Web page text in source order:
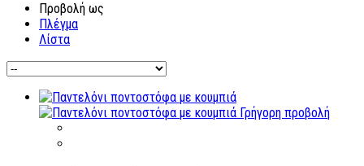
Προβολή ως
Πλέγμα
Λίστα
Γρήγορη προβολή